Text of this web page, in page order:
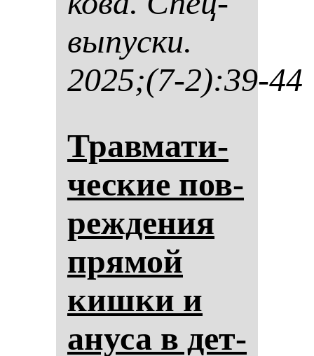
вы­пус­ки.
2025;(7-2):39-44
Трав­ма­ти­
чес­кие пов­
реж­де­ния
пря­мой
киш­ки и
ану­са в дет­